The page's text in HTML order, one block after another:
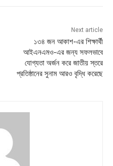
Next article
১৩৪ জন আকাশ-এর শিক্ষার্থী
আইএনএমও-এর জন্য সফলভাবে
যোগ্যতা অর্জন করে জাতীয় স্তরে
প্রতিষ্ঠানের সুনাম আরও বৃদ্ধি করেছে